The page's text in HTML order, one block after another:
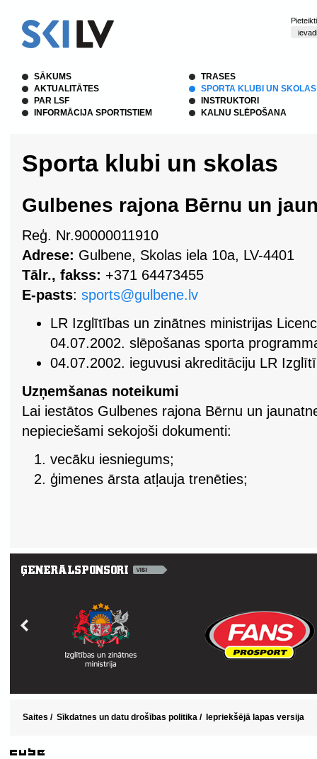
SĀKUMS
AKTUALITĀTES
PAR LSF
INFORMĀCIJA SPORTISTIEM
TRASES
SPORTA KLUBI UN SKOLAS
INSTRUKTORI
KALNU SLĒPOŠANA
Sporta klubi un skolas
Gulbenes rajona Bērnu un
Reģ. Nr.90000011910
Adrese: Gulbene, Skolas iela 10a, LV-4401
Tālr., fakss: +371 64473455
E-pasts: sports@gulbene.lv
LR Izglītības un zinātnes ministrijas
04.07.2002. slēpošanas sporta
04.07.2002. ieguvusi akreditāciju LR
Uzņemšanas noteikumi
Lai iestātos Gulbenes rajona Bērnu un
nepieciešami sekojoši dokumenti:
vecāku iesniegums;
ģimenes ārsta atļauja trenēties;
Saites / Sīkdatnes un datu drošības politika / Iepriekšējā lapas versija